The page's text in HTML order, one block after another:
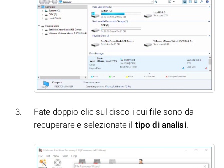
Fate doppio clic sul disco i cui file sono da
recuperare e selezionate il tipo di analisi.